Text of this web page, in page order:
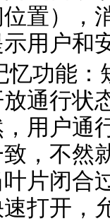
置），
用户和
忆功能
通行状
用户通
，不然
片闭合
打开，